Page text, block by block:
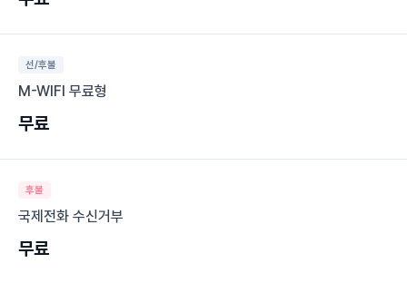
선/후불
M-WIFI 무료형
무료
후불
국제전화 수신거부
무료